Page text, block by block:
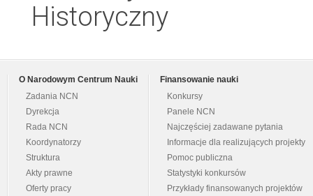
Historyczny
O Narodowym Centrum Nauki
Zadania NCN
Dyrekcja
Rada NCN
Koordynatorzy
Struktura
Akty prawne
Oferty pracy
Finansowanie nauki
Konkursy
Panele NCN
Najczęściej zadawane pytania
Informacje dla realizujących projekty
Pomoc publiczna
Statystyki konkursów
Przykłady finansowanych projektów